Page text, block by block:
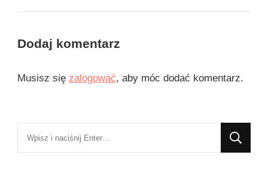
Dodaj komentarz
Musisz się zalogować, aby móc dodać komentarz.